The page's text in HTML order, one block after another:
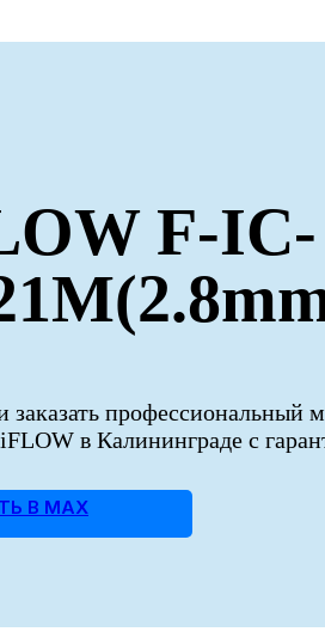
F-IC-
заказать профессиональный
в Калининграде с
В MAX